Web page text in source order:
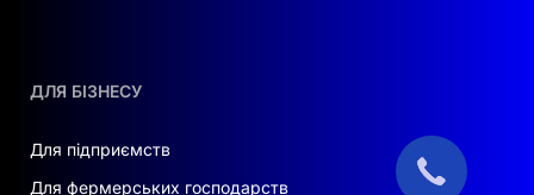
ДЛЯ БІЗНЕСУ
Для підприємств
Для фермерських господарств